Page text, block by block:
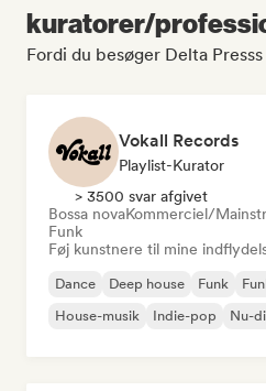
kuratorer/
Fordi du besøger Delta
Vokall Records
Playlist-Kurator
> 3500 svar afgivet
Bossa novaKommerciel/
Funk
Føj kunstnere til mine
Dance Deep house Funk
House-musik
Indie-pop Nu-